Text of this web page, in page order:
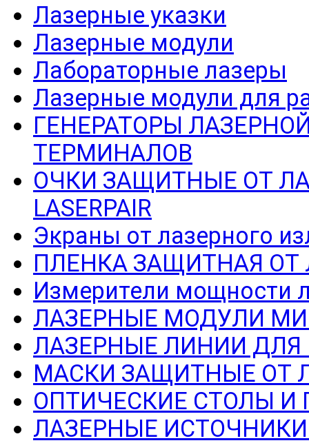
Лазерные указки
Лазерные модули
Лабораторные лазеры
Лазерные модули для
ГЕНЕРАТОРЫ
ТЕРМИНАЛОВ
ОЧКИ ЗАЩИТНЫЕ ОТ
LASERPAIR
Экраны от лазерного
ПЛЕНКА ЗАЩИТНАЯ ОТ
Измерители мощности
ЛАЗЕРНЫЕ МОДУЛИ
ЛАЗЕРНЫЕ ЛИНИИ
МАСКИ ЗАЩИТНЫЕ ОТ
ОПТИЧЕСКИЕ СТОЛЫ И
ЛАЗЕРНЫЕ ИСТОЧНИКИ